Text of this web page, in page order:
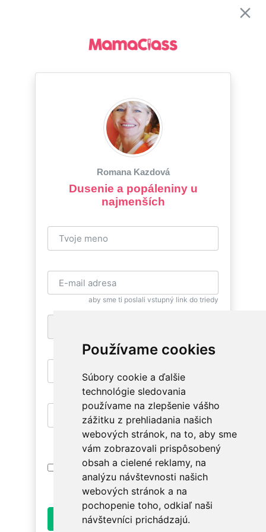
Používame cookies
Súbory cookie a ďalšie
technológie sledovania
používame na zlepšenie vášho
zážitku z prehliadania našich
webových stránok, na to, aby sme
vám zobrazovali prispôsobený
obsah a cielené reklamy, na
analýzu návštevnosti našich
webových stránok a na
pochopenie toho, odkiaľ naši
návštevníci prichádzajú.
Romana Kazdová
Dusenie a popáleniny u
najmenších
aby sme ti poslali vstupný link do triedy
pre zaslanie bezplatnej SMS pripomienky
aby si sa mohla znovu vrátiť
aby si mala prístup na relevantné triedy
Prihlásením súhlasím sPodmienkami
Používania. Oboznám sa prosím ako
spracúvame údaje v
Ochrane osobných údajov
Odoslať